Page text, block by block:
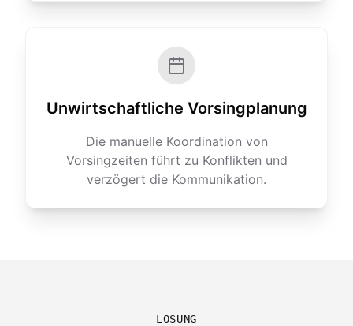
Unwirtschaftliche Vorsingplanung
Die manuelle Koordination von
Vorsingzeiten führt zu Konflikten und
verzögert die Kommunikation.
LÖSUNG